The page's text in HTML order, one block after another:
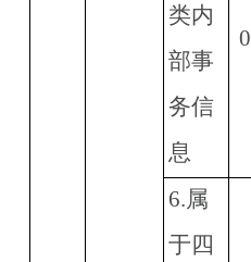
类内
部事
务信
息
0
6.属
于四